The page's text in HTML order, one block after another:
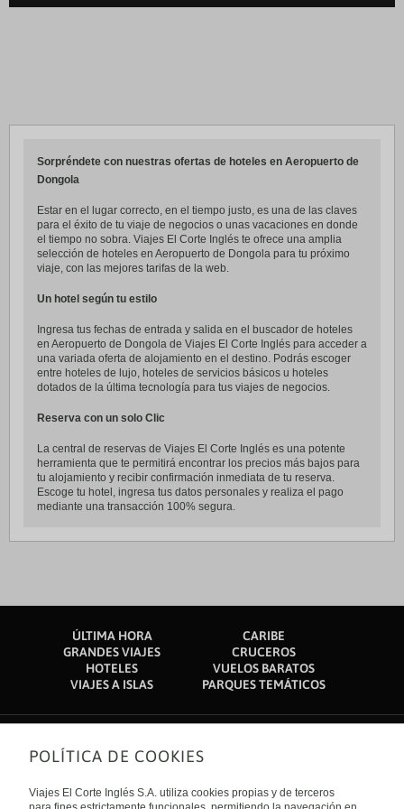
Sorpréndete con nuestras ofertas de hoteles en Aeropuerto de
Dongola
Estar en el lugar correcto, en el tiempo justo, es una de las claves
para el éxito de tu viaje de negocios o unas vacaciones en donde
el tiempo no sobra. Viajes El Corte Inglés te ofrece una amplia
selección de hoteles en Aeropuerto de Dongola para tu próximo
viaje, con las mejores tarifas de la web.
Un hotel según tu estilo
Ingresa tus fechas de entrada y salida en el buscador de hoteles
en Aeropuerto de Dongola de Viajes El Corte Inglés para acceder a
una variada oferta de alojamiento en el destino. Podrás escoger
entre hoteles de lujo, hoteles de servicios básicos u hoteles
dotados de la última tecnología para tus viajes de negocios.
Reserva con un solo Clic
La central de reservas de Viajes El Corte Inglés es una potente
herramienta que te permitirá encontrar los precios más bajos para
tu alojamiento y recibir confirmación inmediata de tu reserva.
Escoge tu hotel, ingresa tus datos personales y realiza el pago
mediante una transacción 100% segura.
ÚLTIMA HORA
CARIBE
GRANDES VIAJES
CRUCEROS
HOTELES
VUELOS BARATOS
VIAJES A ISLAS
PARQUES TEMÁTICOS
Sobre nosotros
Quiénes somos
Financiación
POLÍTICA DE COOKIES
Viajes El Corte Inglés S.A. utiliza cookies propias y de terceros